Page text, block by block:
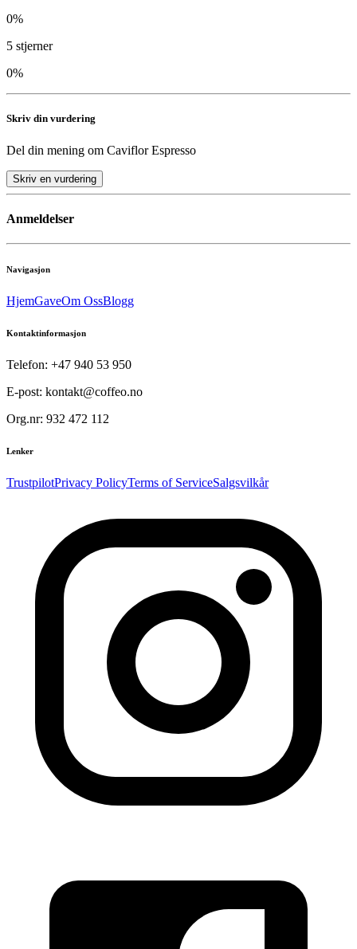
0%
5 stjerner
0%
Skriv din vurdering
Del din mening om Caviflor Espresso
Skriv en vurdering
Anmeldelser
Navigasjon
HjemGaveOm OssBlogg
Kontaktinformasjon
Telefon: +47 940 53 950
E-post: kontakt@coffeo.no
Org.nr: 932 472 112
Lenker
TrustpilotPrivacy PolicyTerms of ServiceSalgsvilkår